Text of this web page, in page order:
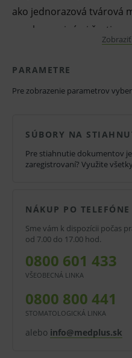
ako jednorazová tvárová
prachom a inými
dobre upevňujú vďaka
nosnej spone.
16,0 kPa. Dostupné v
Operačné ústenky.
3-vrstvové.
S gumičkami.
Nosná spona.
PARAMETRE
Pre zobrazenie parametrov
SÚBORY NA
Pre stiahnutie dokumentov
zaregistrovaní? Využite všetky
NÁKUP PO TELEFÓNE
Sme vám k dispozícii počas
od 7.00 do 17.00 hod.
0800 601 433
VŠEOBECNÁ LINKA
0800 800 441
STOMATOLOGICKÁ LINKA
alebo info@medplus.sk